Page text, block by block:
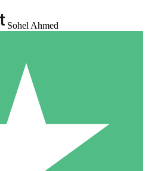
Sohel Ahmed